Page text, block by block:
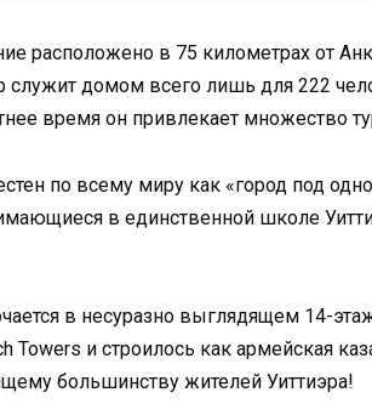
расположено в 75 километрах от
служит домом всего лишь для 222
время он привлекает множество
по всему миру как «город под
в единственной школе
в несуразно выглядящем 14-
Towers и строилось как армейская
большинству жителей Уиттиэра!